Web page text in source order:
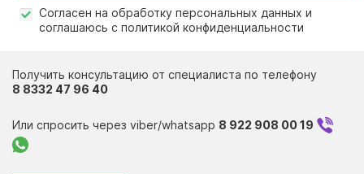
Вопрос-ответ
Согласен на обработку персональных данных и
соглашаюсь с политикой конфиденциальности
Получить консультацию от специалиста по телефону
8 8332 47 96 40
Или спросить через viber/whatsapp 8 922 908 00 19